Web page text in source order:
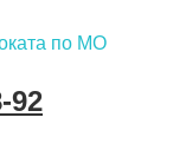
по МО
92